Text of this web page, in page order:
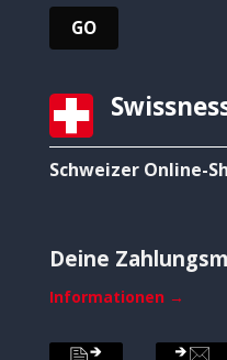
Schweizer Online-
Deine
Informationen →